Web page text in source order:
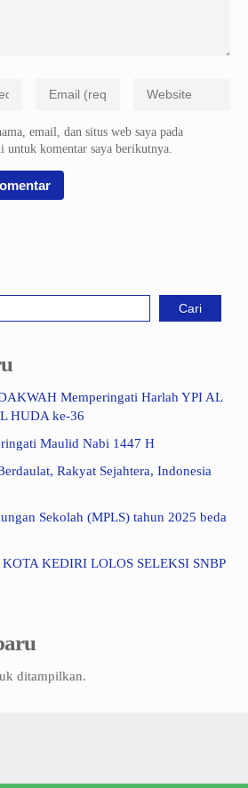
email, dan situs web saya pada
untuk komentar saya berikutnya.
Cari
Memperingati Harlah YPI AL
HUDA ke-36
Maulid Nabi 1447 H
Rakyat Sejahtera, Indonesia
Sekolah (MPLS) tahun 2025 beda
KEDIRI LOLOS SELEKSI SNBP
ditampilkan.